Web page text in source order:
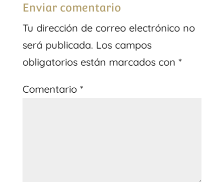
Enviar comentario
Tu dirección de correo electrónico no
será publicada. Los campos
obligatorios están marcados con *
Comentario *